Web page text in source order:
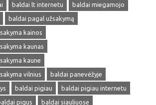
baldai lt internetu
baldai miegamojo
baldai pagal užsakymą
kainos
kaunas
kaune
vilnius
baldai panevėžyje
baldai pigiau
baldai pigiau internetu
pigus baldai siauliuose